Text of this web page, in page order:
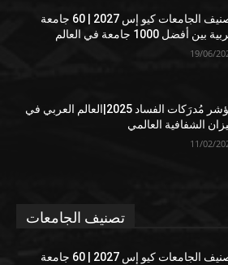
تصنيف الجامعات كيو إس 2027 | 60 جامعة
بين أفضل 1000 جامعة في العالم
19/06/
مؤشر مُدرَكات الفساد 2025|العالم العربي في
الشفافية العالمي
11/02/
تصنيف الجامعات
تصنيف الجامعات كيو إس 2027 | 60 جامعة